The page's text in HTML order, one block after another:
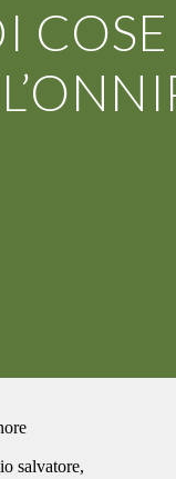
salvatore,